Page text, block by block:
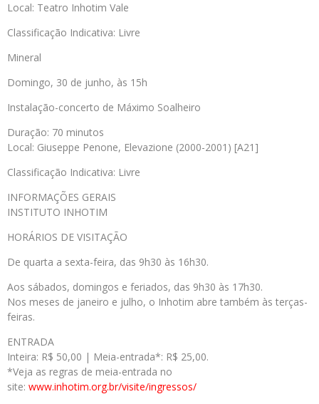
Local: Teatro Inhotim Vale
Classificação Indicativa: Livre
Mineral
Domingo, 30 de junho, às 15h
Instalação-concerto de Máximo Soalheiro
Duração: 70 minutos
Local: Giuseppe Penone, Elevazione (2000-2001) [A21]
Classificação Indicativa: Livre
INFORMAÇÕES GERAIS
INSTITUTO INHOTIM
HORÁRIOS DE VISITAÇÃO
De quarta a sexta-feira, das 9h30 às 16h30.
Aos sábados, domingos e feriados, das 9h30 às 17h30.
Nos meses de janeiro e julho, o Inhotim abre também às terças-
feiras.
ENTRADA
Inteira: R$ 50,00 | Meia-entrada*: R$ 25,00.
*Veja as regras de meia-entrada no
site: www.inhotim.org.br/visite/ingressos/